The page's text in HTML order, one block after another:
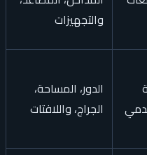
والتجهيزات
الدور، المساحة،
الجراج، واللافتات